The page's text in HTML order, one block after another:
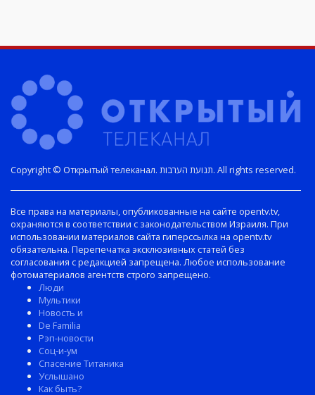
Copyright © Открытый телеканал. תנועת הערבות. All rights reserved.
Все права на материалы, опубликованные на сайте opentv.tv,
охраняются в соответствии с законодательством Израиля. При
использовании материалов сайта гиперссылка на opentv.tv
обязательна. Перепечатка эксклюзивных статей без
согласования с редакцией запрещена. Любое использование
фотоматериалов агентств строго запрещено.
Люди
Мультики
Новость и
De Familia
Рэп-новости
Соц-и-ум
Спасение Титаника
Услышано
Как быть?